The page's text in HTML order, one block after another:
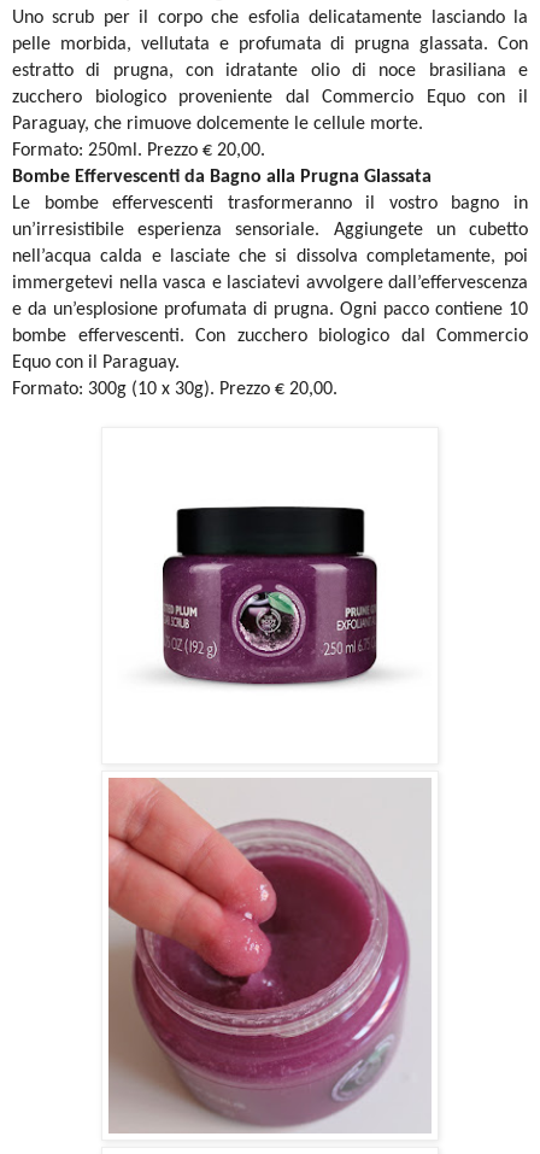
Uno scrub per il corpo che esfolia delicatamente lasciando la
pelle morbida, vellutata e profumata di prugna glassata. Con
estratto di prugna, con idratante olio di noce brasiliana e
zucchero biologico proveniente dal Commercio Equo con il
Paraguay, che rimuove dolcemente le cellule morte.
Formato: 250ml. Prezzo € 20,00.
Bombe Effervescenti da Bagno alla Prugna Glassata
Le bombe effervescenti trasformeranno il vostro bagno in
un’irresistibile esperienza sensoriale. Aggiungete un cubetto
nell’acqua calda e lasciate che si dissolva completamente, poi
immergetevi nella vasca e lasciatevi avvolgere dall’effervescenza
e da un’esplosione profumata di prugna. Ogni pacco contiene 10
bombe effervescenti. Con zucchero biologico dal Commercio
Equo con il Paraguay.
Formato: 300g (10 x 30g). Prezzo € 20,00.